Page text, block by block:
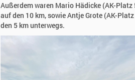
Außerdem waren Mario Hädicke (AK-
auf den 10 km, sowie Antje Grote (AK-
den 5 km unterwegs.